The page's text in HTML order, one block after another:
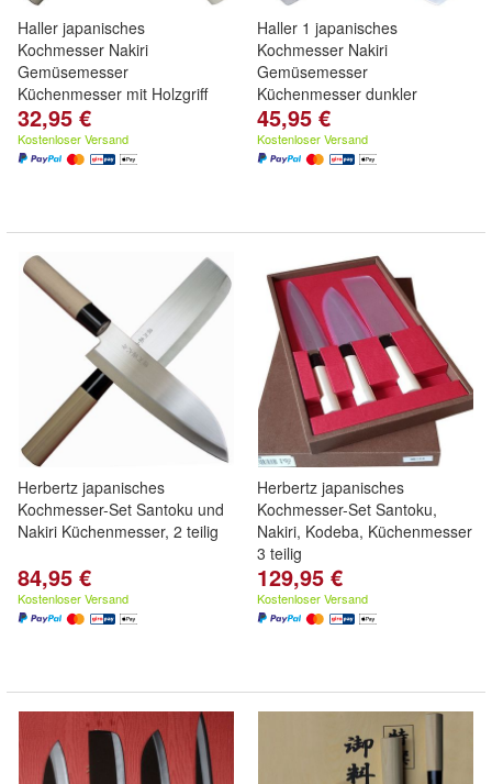
Haller japanisches
Kochmesser Nakiri
Gemüsemesser
Küchenmesser mit Holzgriff
32,95 €
Kostenloser Versand
Haller 1 japanisches
Kochmesser Nakiri
Gemüsemesser
Küchenmesser dunkler
Holzgriff
45,95 €
Kostenloser Versand
Herbertz japanisches
Kochmesser-Set Santoku und
Nakiri Küchenmesser, 2 teilig
84,95 €
Kostenloser Versand
Herbertz japanisches
Kochmesser-Set Santoku,
Nakiri, Kodeba, Küchenmesser
3 teilig
129,95 €
Kostenloser Versand